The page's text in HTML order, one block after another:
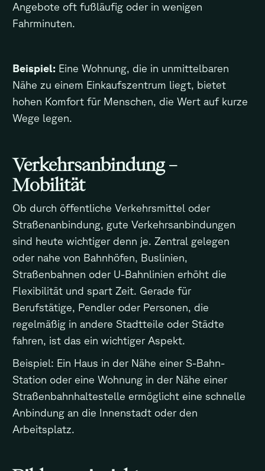
Angebote oft fußläufig oder in wenigen
Fahrminuten.
Beispiel: Eine Wohnung, die in unmittelbaren
Nähe zu einem Einkaufszentrum liegt, bietet
hohen Komfort für Menschen, die Wert auf kurze
Wege legen.
Verkehrsanbindung –
Mobilität
Ob durch öffentliche Verkehrsmittel oder
Straßenanbindung, gute Verkehrsanbindungen
sind heute wichtiger denn je. Zentral gelegen
oder nahe von Bahnhöfen, Buslinien,
Straßenbahnen oder U-Bahnlinien erhöht die
Flexibilität und spart Zeit. Gerade für
Berufstätige, Pendler oder Personen, die
regelmäßig in andere Stadtteile oder Städte
fahren, ist das ein wichtiger Aspekt.
Beispiel: Ein Haus in der Nähe einer S-Bahn-
Station oder eine Wohnung in der Nähe einer
Straßenbahnhaltestelle ermöglicht eine schnelle
Anbindung an die Innenstadt oder den
Arbeitsplatz.